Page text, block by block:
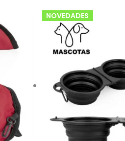
NOVEDADES